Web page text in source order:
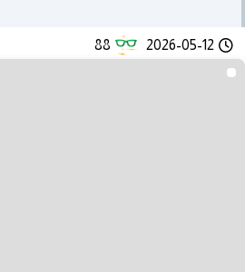
2026-05-12
88